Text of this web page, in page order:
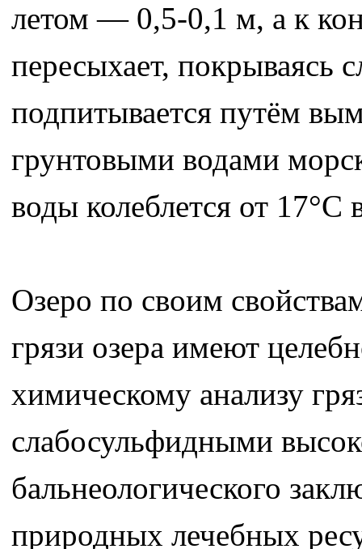
летом — 0,5-0,1 м, а к
пересыхает, покрываясь
подпитывается путём
грунтовыми водами
воды колеблется от 17°С
Озеро по своим
грязи озера имеют
химическому анализу
слабосульфидными
бальнеологического
природных лечебных